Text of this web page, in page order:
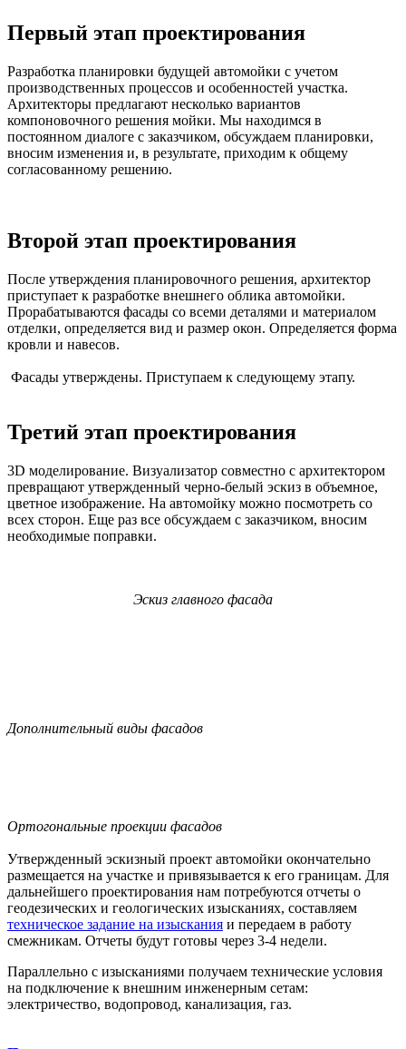
Первый этап проектирования
Разработка планировки будущей автомойки с учетом
производственных процессов и особенностей участка.
Архитекторы предлагают несколько вариантов
компоновочного решения мойки. Мы находимся в
постоянном диалоге с заказчиком, обсуждаем планировки,
вносим изменения и, в результате, приходим к общему
согласованному решению.
Второй этап проектирования
После утверждения планировочного решения, архитектор
приступает к разработке внешнего облика автомойки.
Прорабатываются фасады со всеми деталями и материалом
отделки, определяется вид и размер окон. Определяется форма
кровли и навесов.
Фасады утверждены. Приступаем к следующему этапу.
Третий этап проектирования
3D моделирование. Визуализатор совместно с архитектором
превращают утвержденный черно-белый эскиз в объемное,
цветное изображение. На автомойку можно посмотреть со
всех сторон. Еще раз все обсуждаем с заказчиком, вносим
необходимые поправки.
Эскиз главного фасада
Дополнительный виды фасадов
Ортогональные проекции фасадов
Утвержденный эскизный проект автомойки окончательно
размещается на участке и привязывается к его границам. Для
дальнейшего проектирования нам потребуются отчеты о
геодезических и геологических изысканиях, составляем
техническое задание на изыскания и передаем в работу
смежникам. Отчеты будут готовы через 3-4 недели.
Параллельно с изысканиями получаем технические условия
на подключение к внешним инженерным сетам:
электричество, водопровод, канализация, газ.